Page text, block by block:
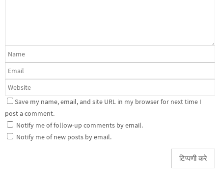
Save my name, email, and site URL in my browser for next time I
post a comment.
Notify me of follow-up comments by email.
Notify me of new posts by email.